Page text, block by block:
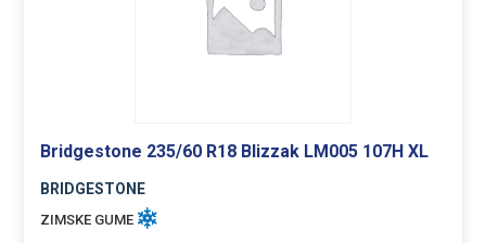
Bridgestone 235/60 R18 Blizzak LM005 107H XL
BRIDGESTONE
ZIMSKE GUME